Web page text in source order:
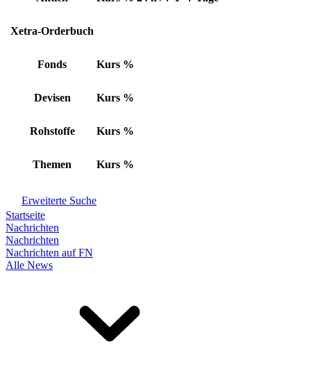
Xetra-Orderbuch
Fonds Kurs %
Devisen Kurs %
Rohstoffe Kurs %
Themen Kurs %
Erweiterte Suche
Startseite
Nachrichten
Nachrichten
Nachrichten auf FN
Alle News